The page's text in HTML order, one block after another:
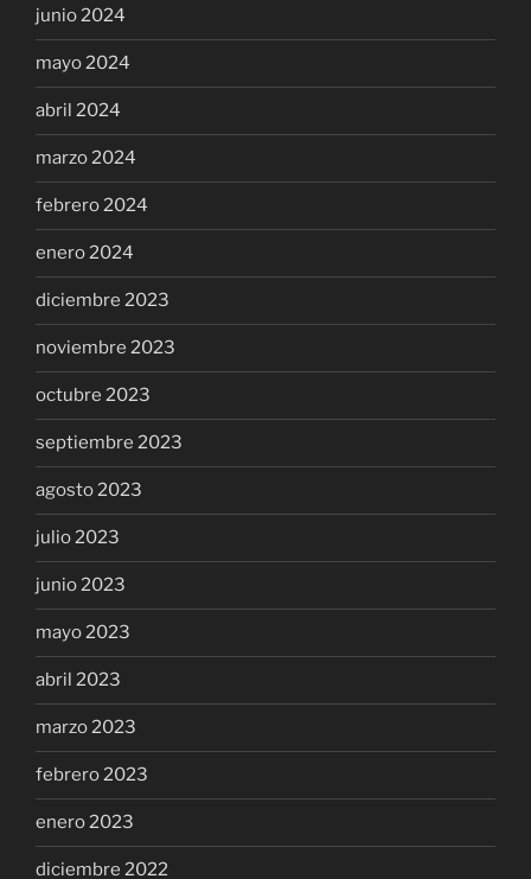
junio 2024
mayo 2024
abril 2024
marzo 2024
febrero 2024
enero 2024
diciembre 2023
noviembre 2023
octubre 2023
septiembre 2023
agosto 2023
julio 2023
junio 2023
mayo 2023
abril 2023
marzo 2023
febrero 2023
enero 2023
diciembre 2022